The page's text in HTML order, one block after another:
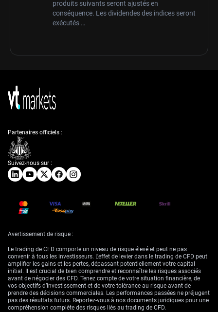
produits suivants seront ajustés en
conséquence. Les dividendes des indices seront
exécutés …
Suivez-nous sur :
Partenaires officiels :
Avertissement de risque :
Le trading de CFD comporte un niveau de risque élevé et peut ne pas
convenir à tous les investisseurs. L'effet de levier dans le trading de CFD peut
amplifier les gains et les pertes, dépassant potentiellement votre capital
initial. Il est crucial de bien comprendre et reconnaître les risques associés
avant de négocier des CFD. Tenez compte de votre situation financière, de
vos objectifs d’investissement et de votre tolérance au risque avant de
prendre des décisions commerciales. Les performances passées ne préjugent
pas des résultats futurs. Reportez-vous à nos documents juridiques pour une
compréhension complète des risques liés au trading de CFD.